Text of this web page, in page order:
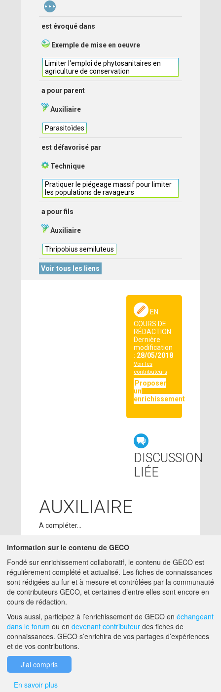
...
est évoqué dans
Exemple de mise en oeuvre
Limiter l'emploi de phytosanitaires en
agriculture de conservation
a pour parent
Auxiliaire
Parasitoïdes
est défavorisé par
Technique
Pratiquer le piégeage massif pour limiter
les populations de ravageurs
a pour fils
Auxiliaire
Thripobius semiluteus
Voir tous les liens
EN
COURS DE
RÉDACTION
Dernière
modification
: 28/05/2018
Voir les
contributeurs
Proposer
un
enrichissement
DISCUSSION
LIÉE
AUXILIAIRE
A compléter...
CONTRIBUTEURS
28/05/2018 ADMIN GECO
MATTHIEU.HIRSCHY@ACTA.ASSO.FR
A PROPOS DE GECO AIDE
F.A.Q.
Information sur le contenu de GECO
Fondé sur enrichissement collaboratif, le contenu de GECO est
régulièrement complété et actualisé. Les fiches de connaissances
sont rédigées au fur et à mesure et contrôlées par la communauté
de contributeurs GECO, et certaines d’entre elles sont encore en
cours de rédaction.
Vous aussi, participez à l’enrichissement de GECO en échangeant
dans le forum ou en devenant contributeur des fiches de
connaissances. GECO s’enrichira de vos partages d’expériences
et de vos contributions.
J'ai compris
En savoir plus